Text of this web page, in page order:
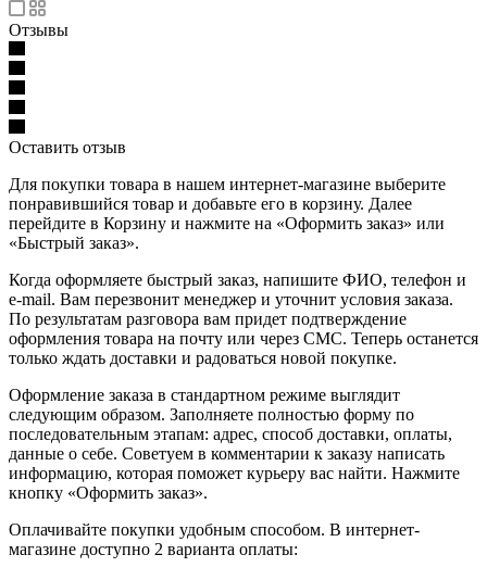
Отзывы
Оставить отзыв
Для покупки товара в нашем интернет-магазине выберите
понравившийся товар и добавьте его в корзину. Далее
перейдите в Корзину и нажмите на «Оформить заказ» или
«Быстрый заказ».
Когда оформляете быстрый заказ, напишите ФИО, телефон и
e-mail. Вам перезвонит менеджер и уточнит условия заказа.
По результатам разговора вам придет подтверждение
оформления товара на почту или через СМС. Теперь останется
только ждать доставки и радоваться новой покупке.
Оформление заказа в стандартном режиме выглядит
следующим образом. Заполняете полностью форму по
последовательным этапам: адрес, способ доставки, оплаты,
данные о себе. Советуем в комментарии к заказу написать
информацию, которая поможет курьеру вас найти. Нажмите
кнопку «Оформить заказ».
Оплачивайте покупки удобным способом. В интернет-
магазине доступно 2 варианта оплаты: